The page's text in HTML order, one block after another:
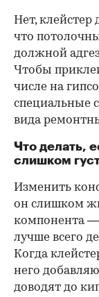
Нет, клейстер
что
должной
Чтобы
числе на
специальные
вида
Что делать,
слишком
Изменить
он слишком
компонента
лучше всего
Когда
него
доводят до